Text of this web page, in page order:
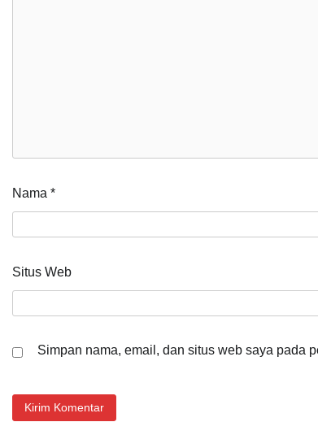
Nama *
Situs Web
Simpan nama, email, dan situs web saya pada